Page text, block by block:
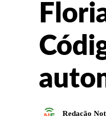
Redação